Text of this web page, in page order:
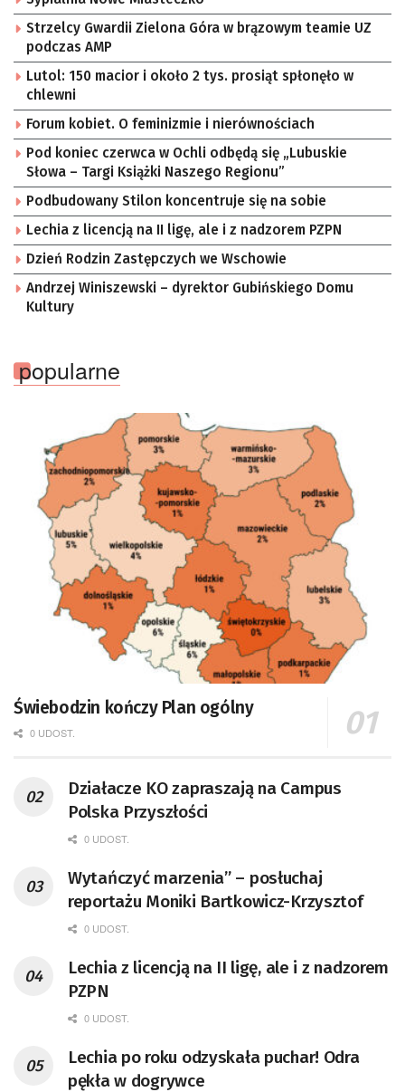
Strzelcy Gwardii Zielona Góra w brązowym teamie UZ
podczas AMP
Lutol: 150 macior i około 2 tys. prosiąt spłonęło w
chlewni
Forum kobiet. O feminizmie i nierównościach
Pod koniec czerwca w Ochli odbędą się „Lubuskie
Słowa – Targi Książki Naszego Regionu”
Podbudowany Stilon koncentruje się na sobie
Lechia z licencją na II ligę, ale i z nadzorem PZPN
Dzień Rodzin Zastępczych we Wschowie
Andrzej Winiszewski – dyrektor Gubińskiego Domu
Kultury
popularne
Świebodzin kończy Plan ogólny
0 UDOST.
Działacze KO zapraszają na Campus
Polska Przyszłości
0 UDOST.
Wytańczyć marzenia” – posłuchaj
reportażu Moniki Bartkowicz-Krzysztof
0 UDOST.
Lechia z licencją na II ligę, ale i z nadzorem
PZPN
0 UDOST.
Lechia po roku odzyskała puchar! Odra
pękła w dogrywce